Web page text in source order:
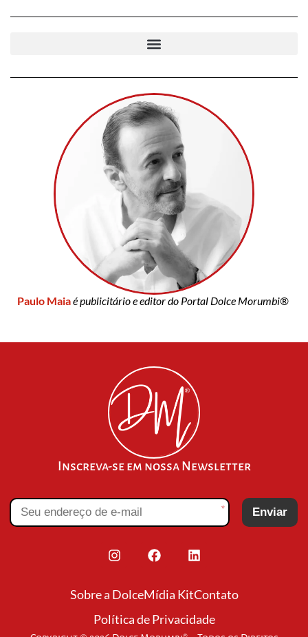
Paulo Maiaé publicitário e editor do Portal Dolce Morumbi®
Inscreva-se em nossa Newsletter
* Enviar
Sobre a DolceMídia KitContato
Política de Privacidade